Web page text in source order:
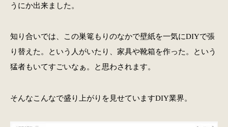
うにか出来ました。
知り合いでは、この巣篭もりのなかで壁紙を一気にDIYで張
り替えた。という人がいたり、家具や靴箱を作った。という
猛者もいてすごいなぁ。と思わされます。
そんなこんなで盛り上がりを見せていますDIY業界。